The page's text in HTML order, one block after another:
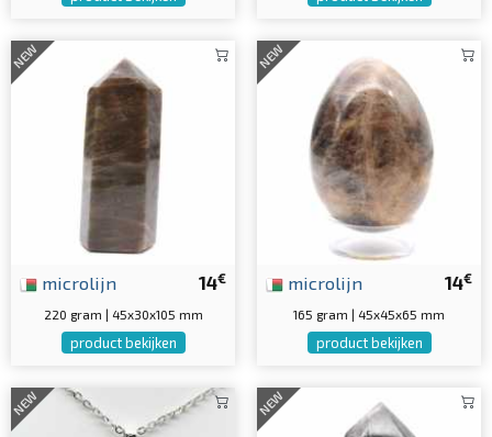
NEW
14€
microlijn
220 gram | 45x30x105 mm
product bekijken
NEW
14€
microlijn
165 gram | 45x45x65 mm
product bekijken
NEW NEW